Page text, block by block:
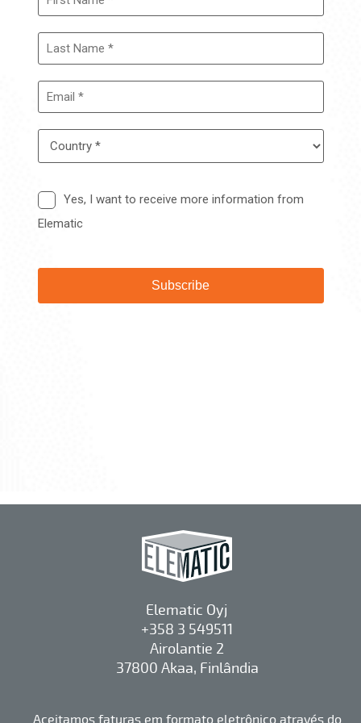
Elematic Oyj
+358 3 549511
Airolantie 2
37800 Akaa, Finlândia